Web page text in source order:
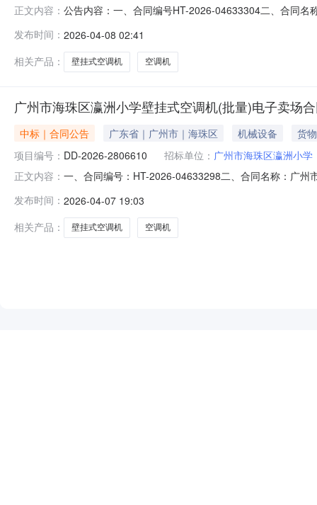
正文内容： 公告内容：一、合同编号HT-2026-04633304二、合同
公司地址：广州市白云区沙凤沙贝上元里大街一巷横一
发布时间： 2026-04-08 02:41
相关产品：
壁挂式空调机 空调机
广州市海珠区瀛洲小学壁挂式空调机(批量)电子卖场
中标｜合同公告 广东省｜广州市｜海珠区 机械设备
货物
项目编号： DD-2026-2806610 招标单位： 广州市海珠区瀛洲小学
正文内容： 一、合同编号：HT-2026-04633298二、合同名称：广
有限公司地址：广州市白云区沙凤沙贝上元里大街一巷
发布时间： 2026-04-07 19:03
相关产品：
壁挂式空调机 空调机